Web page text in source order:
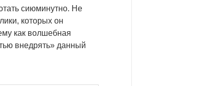
сиюминутно. Не
которых он
как волшебная
внедрять» данный